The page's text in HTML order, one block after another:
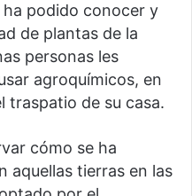
podido conocer y
de plantas de la
personas les
agroquímicos, en
traspatio de su casa.
cómo se ha
aquellas tierras en las